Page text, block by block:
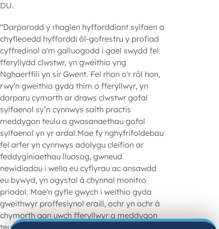
DU.
"Darparodd y rhaglen hyfforddiant sylfaen a
chyfleoedd hyfforddi ôl-gofrestru y profiad
cyffredinol a'm galluogodd i gael swydd fel
fferyllydd clwstwr, yn gweithio yng
Nghaerffili yn sir Gwent. Fel rhan o'r rôl hon,
rwy'n gweithio gyda thîm o fferyllwyr, yn
darparu cymorth ar draws clwstwr gofal
sylfaenol sy’n cynnwys saith practis
meddygon teulu a gwasanaethau gofal
sylfaenol yn yr ardal.Mae fy nghyfrifoldebau
fel arfer yn cynnwys adolygu cleifion ar
feddyginiaethau lluosog, gwneud
newidiadau i wella eu cyflyrau ac ansawdd
eu bywyd, yn ogystal â chynnal monitro
priodol. Mae'n gyfle gwych i weithio gyda
gweithwyr proffesiynol eraill, ochr yn ochr â
chymorth gan uwch fferyllwyr a meddygon
teulu.